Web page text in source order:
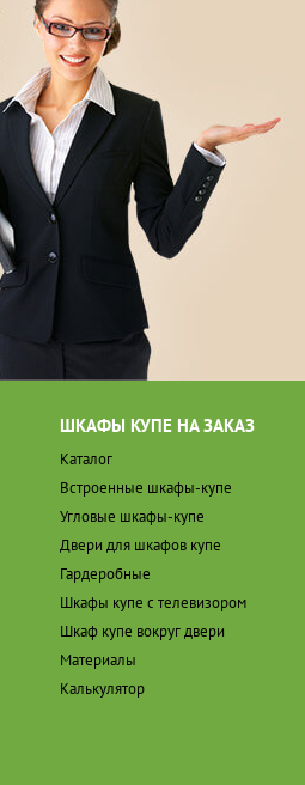
ШКАФЫ КУПЕ НА ЗАКАЗ
Каталог
Встроенные шкафы-купе
Угловые шкафы-купе
Двери для шкафов купе
Гардеробные
Шкафы купе с телевизором
Шкаф купе вокруг двери
Материалы
Калькулятор